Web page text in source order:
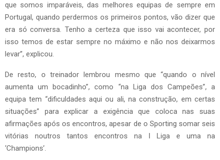
que somos imparáveis, das melhores equipas de sempre em
Portugal, quando perdermos os primeiros pontos, vão dizer que
era só conversa. Tenho a certeza que isso vai acontecer, por
isso temos de estar sempre no máximo e não nos deixarmos
levar”, explicou.
De resto, o treinador lembrou mesmo que “quando o nível
aumenta um bocadinho”, como “na Liga dos Campeões”, a
equipa tem “dificuldades aqui ou ali, na construção, em certas
situações” para explicar a exigência que coloca nas suas
afirmações após os encontros, apesar de o Sporting somar seis
vitórias noutros tantos encontros na I Liga e uma na
‘Champions’.